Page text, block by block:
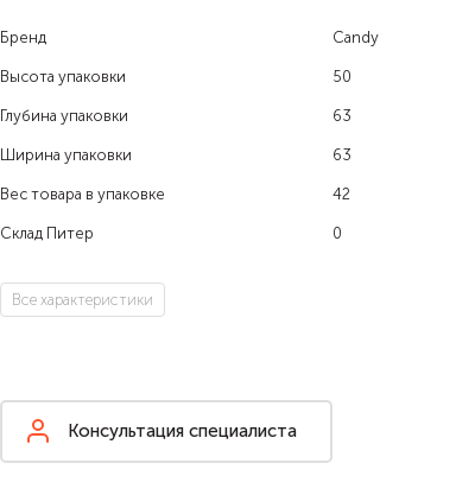
Бренд Candy
Высота упаковки 50
Глубина упаковки 63
Ширина упаковки 63
Вес товара в упаковке 42
Склад Питер 0
Все характеристики
Консультация специалиста